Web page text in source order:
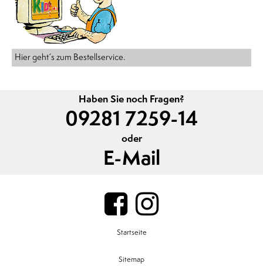
Hier geht´s zum Bestellservice.
Haben Sie noch Fragen?
09281 7259-14
oder
E-Mail
Startseite
Sitemap